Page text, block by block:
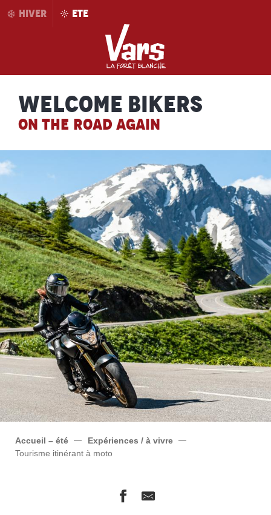
AllerHIVER ETE
Welcome bikers
ON THE ROAD AGAIN
Accueil – été
Expériences / à vivre
Tourisme itinérant à moto